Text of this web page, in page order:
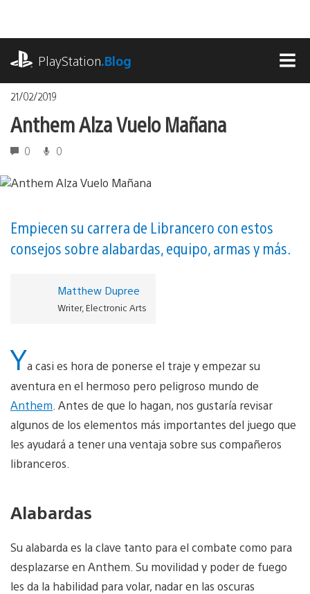
contenido
PlayStation.Blog
21/02/2019
Anthem Alza Vuelo Mañana
0 0
Empiecen su carrera de Librancero con estos
consejos sobre alabardas, equipo, armas y más.
Matthew Dupree
Writer, Electronic Arts
Ya casi es hora de ponerse el traje y empezar su
aventura en el hermoso pero peligroso mundo de
Anthem . Antes de que lo hagan, nos gustaría revisar
algunos de los elementos más importantes del juego que
les ayudará a tener una ventaja sobre sus compañeros
libranceros.
Alabardas
Su alabarda es la clave tanto para el combate como para
desplazarse en Anthem. Su movilidad y poder de fuego
les da la habilidad para volar, nadar en las oscuras